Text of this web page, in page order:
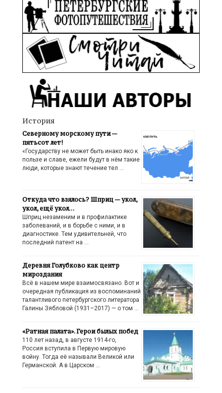
История
Северному морскому пути —
пятьсот лет!
«Государству не может быть инако яко к
пользе и славе, ежели будут в нём такие
люди, которые знают течение тел …
Откуда что взялось? Шприц — укол,
укол, ещё укол…
Шприц незаменим и в профилактике
заболеваний, и в борьбе с ними, и в
диагностике. Тем удивительней, что
последний патент на …
Деревня Голубково как центр
мироздания
Всё в нашем мире взаимосвязано. Вот и
очередная публикация из воспоминаний
талантливого петербургского литератора
Галины Зябловой (1931–2017) — о том …
«Ратная палата». Герои былых побед
110 лет назад, в августе 1914-го,
Россия вступила в Первую мировую
войну. Тогда её называли Великой или
Германской. А в Царском …